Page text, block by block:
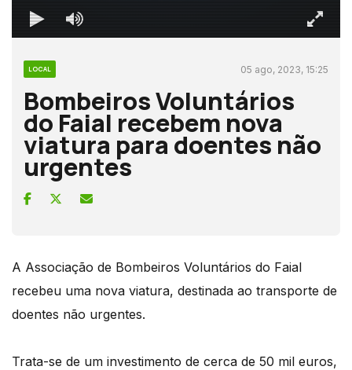
LOCAL 05 ago, 2023, 15:25
Bombeiros Voluntários
do Faial recebem nova
viatura para doentes não
urgentes
A Associação de Bombeiros Voluntários do Faial
recebeu uma nova viatura, destinada ao transporte de
doentes não urgentes.
Trata-se de um investimento de cerca de 50 mil euros,